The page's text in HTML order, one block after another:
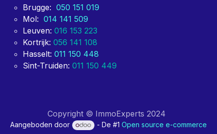
Brugge: 050 151 019
Mol: 014 141 509
Leuven: 016 153 223
Kortrijk: 056 141 108
Hasselt: 011 150 448
Sint-Truiden: 011 150 449
Copyright © ImmoExperts 2024
Aangeboden door - De #1Open source e-commerce